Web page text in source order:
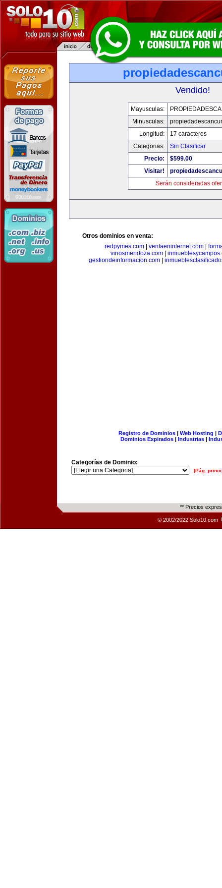
Vendido!
Mayusculas:
Minusculas:
Longitud:
17 caracteres
Categorias:
Sin Clasificar
Precio:
$599.00
Visitar!
Serán consideradas
Otros dominios en venta:
redpymes.com
ventaeninternet.com
vinosmendoza.com|
gestiondeinformacion.com
Registro de Dominios| Web Hosting |
Dominios Expirados | Industrias |
Categorías de Dominio:
[Pág.
** Precios
© 2002/2022 Solo10.com